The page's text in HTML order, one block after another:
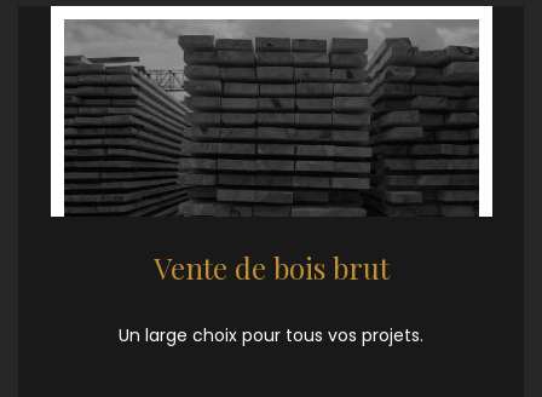
Vente de bois brut
Un large choix pour tous vos projets.